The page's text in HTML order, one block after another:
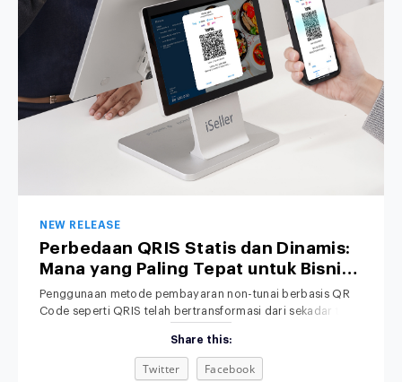
NEW RELEASE
Perbedaan QRIS Statis dan Dinamis:
Mana yang Paling Tepat untuk Bisnis
Anda?
Penggunaan metode pembayaran non-tunai berbasis QR
Code seperti QRIS telah bertransformasi dari sekadar tren
kopi lokal, toko retail pakaian, hingga jaringan restoran
nasional, konsumen kini lebih memilih memindai QR melalui
smartphone daripada membawa uang tunai. Meski
Share this:
Twitter Facebook